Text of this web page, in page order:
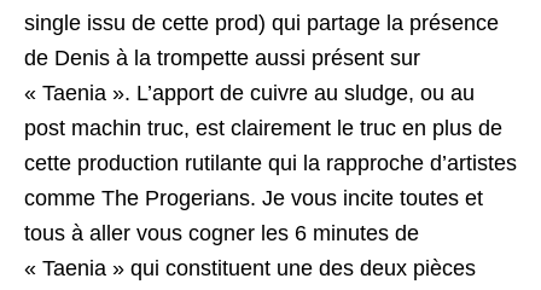
single issu de cette prod) qui partage la présence
de Denis à la trompette aussi présent sur
« Taenia ». L’apport de cuivre au sludge, ou au
post machin truc, est clairement le truc en plus de
cette production rutilante qui la rapproche d’artistes
comme The Progerians. Je vous incite toutes et
tous à aller vous cogner les 6 minutes de
« Taenia » qui constituent une des deux pièces